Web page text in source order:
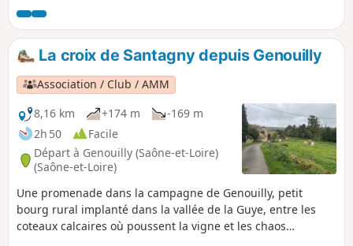
larges vues sur la Vallée de la Guye vers l'Est et le secteur
des Baudots au Nord. Très ombragé, le parcours bénéficiera
ensuite de quelques échappées sur les Monts du
Charollais. Voir informations pratiques.
La croix de Santagny depuis Genouilly
Association / Club / AMM
8,16 km
+174 m
-169 m
2h 50
Facile
Départ à Genouilly (Saône-et-Loire)
(Saône-et-Loire)
Une promenade dans la campagne de Genouilly, petit
bourg rural implanté dans la vallée de la Guye, entre les
coteaux calcaires où poussent la vigne et les chaos